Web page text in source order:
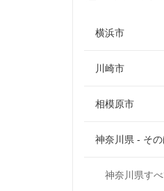
横浜市
横浜市青葉区
横浜市旭区
横浜市泉区
横浜市磯子区
川崎市
川崎市麻生区
川崎市川崎区
川崎市幸区
相模原市
相模原市中
相模原市緑区
神奈川県 - そ
足柄上郡
神奈川県すべ